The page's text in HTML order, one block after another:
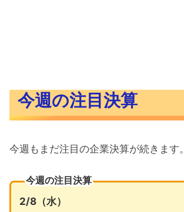
今週の注目決算
今週もまだ注目の企業決算が続きます。
今週の注目決算
2/8（水）